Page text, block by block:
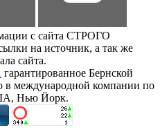
с сайта СТРОГО
на источник, а так же
сайта.
гарантированное Бернской
в международной компании по
Нью Йорк.